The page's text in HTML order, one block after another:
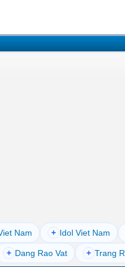
Nam + Idol Viet Nam
+ Dang Rao Vat + Trang